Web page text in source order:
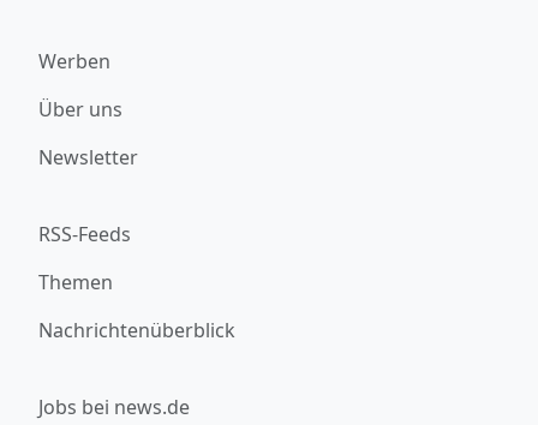
Werben
Über uns
Newsletter
RSS-Feeds
Themen
Nachrichtenüberblick
Jobs bei news.de